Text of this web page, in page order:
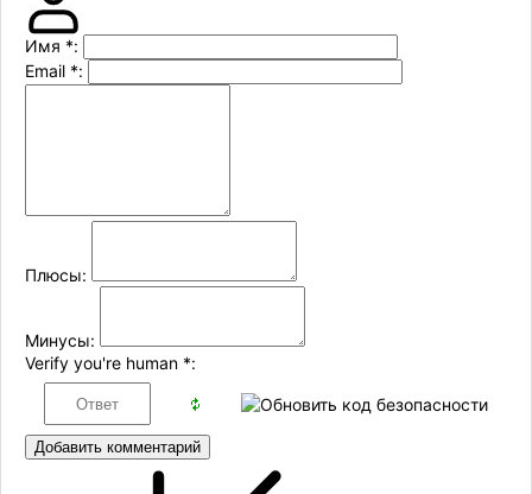
Имя *:
Email *:
Плюсы:
Минусы:
Verify you're human *:
Добавить комментарий